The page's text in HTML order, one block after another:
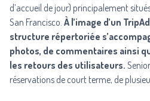
d’accueil de jour) principalement
San Francisco. À l’image d’un
structure répertoriée
photos, de commentaires ainsi
les retours des utilisateurs.
réservations de court terme, de